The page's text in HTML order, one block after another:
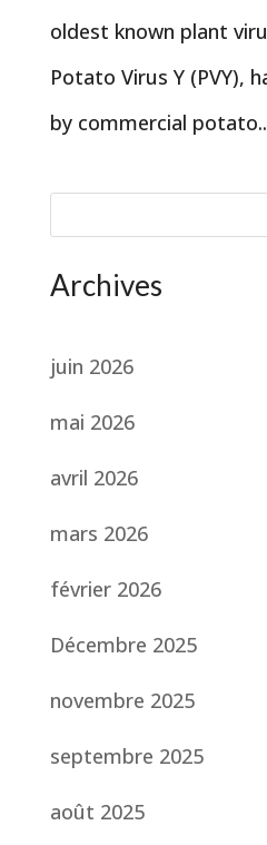
oldest known plant
Potato Virus Y (PVY),
by commercial
Archives
juin 2026
mai 2026
avril 2026
mars 2026
février 2026
Décembre 2025
novembre 2025
septembre 2025
août 2025